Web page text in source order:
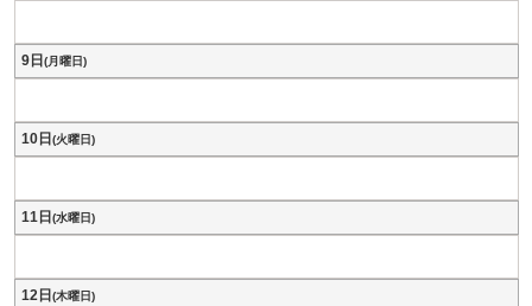
9日 (月曜日)
10日 (火曜日)
11日 (水曜日)
12日 (木曜日)